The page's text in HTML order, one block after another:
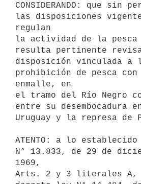
CONSIDERANDO: que sin
las disposiciones
regulan
la actividad de la pesca
resulta pertinente
disposición vinculada a
prohibición de pesca con
enmalle, en
el tramo del Río Negro
entre su desembocadura
Uruguay y la represa de
ATENTO: a lo
N° 13.833, de 29 de
1969,
Arts. 2 y 3 literales A,